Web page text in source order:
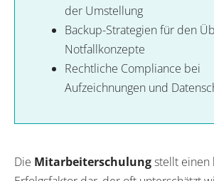
der Umstellung
Backup-Strategien für den
Notfallkonzepte
Rechtliche Compliance bei
Aufzeichnungen und
Die Mitarbeiterschulungstellt einen